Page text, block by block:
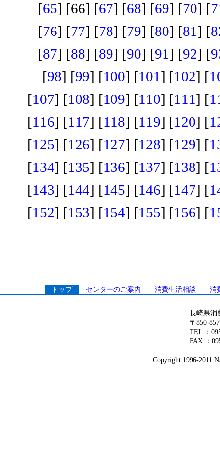
[65] [66] [67] [68] [69] [70] [
[76] [77] [78] [79] [80] [81 ] [
[87] [88] [89] [90] [91 ] [92] [
[98] [99] [100] [101 ] [102] [
[107] [108] [109] [110] [111 ] [
[116] [117] [118] [119] [120] [
[125] [126] [127] [128] [129] [
[134] [135] [136] [137] [138] [
[143] [144] [145] [146] [147] [
[152] [153] [154] [155] [156] [
トップ センターのご案内 消費生活相談 消
長崎県消
〒850-
TEL ：
FAX ：
Copyright 1996-2011